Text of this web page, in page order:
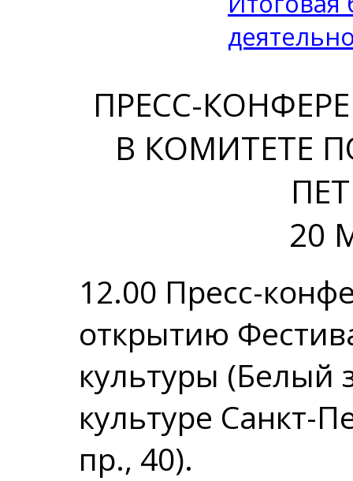
ПРЕСС-
В КОМИТЕТЕ
20
12.00 Пресс-
открытию
культуры (Белый
культуре Санкт-
пр., 40).